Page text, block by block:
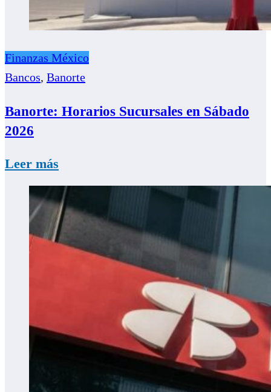
Finanzas México
Bancos, Banorte
Banorte: Horarios Sucursales en Sábado
2026
Leer más